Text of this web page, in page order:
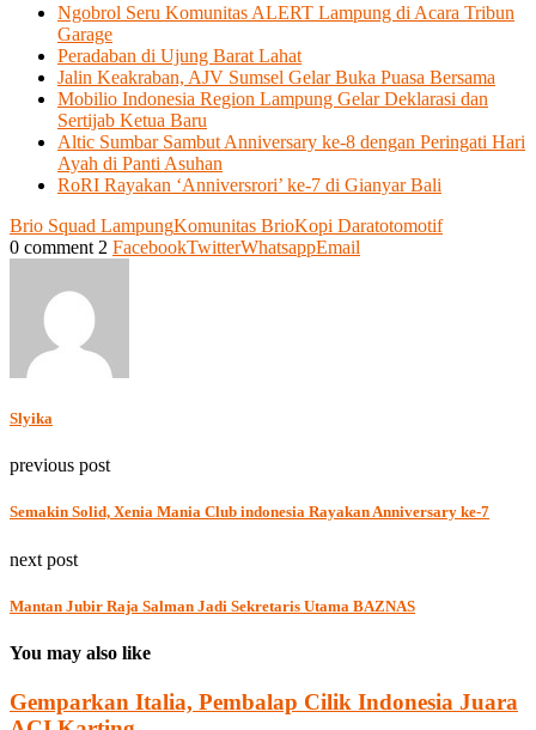
Ngobrol Seru Komunitas ALERT Lampung di Acara Tribun
Garage
Peradaban di Ujung Barat Lahat
Jalin Keakraban, AJV Sumsel Gelar Buka Puasa Bersama
Mobilio Indonesia Region Lampung Gelar Deklarasi dan
Sertijab Ketua Baru
Altic Sumbar Sambut Anniversary ke-8 dengan Peringati Hari
Ayah di Panti Asuhan
RoRI Rayakan ‘Anniversrori’ ke-7 di Gianyar Bali
Brio Squad LampungKomunitas BrioKopi Daratotomotif
0 comment 2 FacebookTwitterWhatsappEmail
Slyika
previous post
Semakin Solid, Xenia Mania Club indonesia Rayakan Anniversary ke-7
next post
Mantan Jubir Raja Salman Jadi Sekretaris Utama BAZNAS
You may also like
Gemparkan Italia, Pembalap Cilik Indonesia Juara